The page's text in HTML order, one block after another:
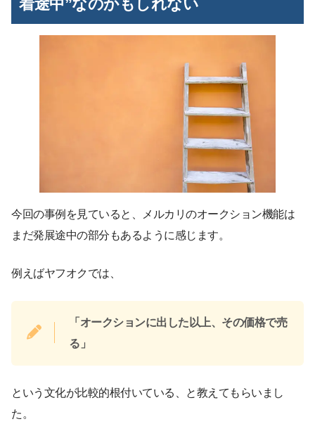
着途中”なのかもしれない
今回の事例を見ていると、メルカリのオークション機能は
まだ発展途中の部分もあるように感じます。
例えばヤフオクでは、
「オークションに出した以上、その価格で売
る」
という文化が比較的根付いている、と教えてもらいまし
た。